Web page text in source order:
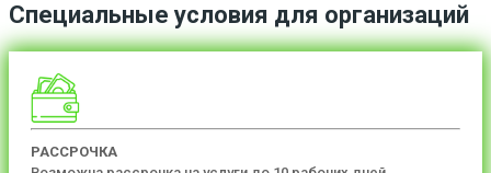
Специальные условия для организаций
РАССРОЧКА